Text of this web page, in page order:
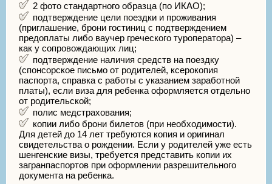
2 фото стандартного образца (по ИКАО);
подтверждение цели поездки и проживания
(приглашение, брони гостиниц с подтверждением
предоплаты либо ваучер греческого туроператора) –
как у сопровождающих лиц;
подтверждение наличия средств на поездку
(спонсорское письмо от родителей, ксерокопия
паспорта, справка с работы с указанием заработной
платы), если виза для ребенка оформляется отдельно
от родительской;
полис медстрахования;
копии либо брони билетов (при необходимости).
Для детей до 14 лет требуются копия и оригинал
свидетельства о рождении. Если у родителей уже есть
шенгенские визы, требуется представить копии их
загранпаспортов при оформлении разрешительного
документа на ребенка.